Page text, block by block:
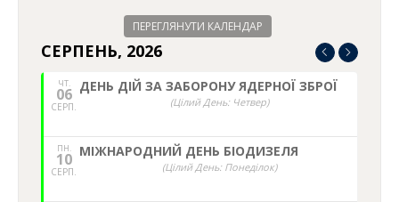
ПЕРЕГЛЯНУТИ КАЛЕНДАР
СЕРПЕНЬ, 2026
ЧТ.
06
СЕРП.
ДЕНЬ ДІЙ ЗА ЗАБОРОНУ ЯДЕРНОЇ ЗБРОЇ
(Цілий День: Четвер)
ПН.
10
СЕРП.
МІЖНАРОДНИЙ ДЕНЬ БІОДИЗЕЛЯ
(Цілий День: Понеділок)